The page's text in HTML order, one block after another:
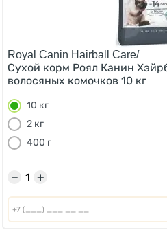
Royal Canin Hairball Care/
Сухой корм Роял Канин
волосяных комочков 10 кг
10 кг
2 кг
400 г
+
−